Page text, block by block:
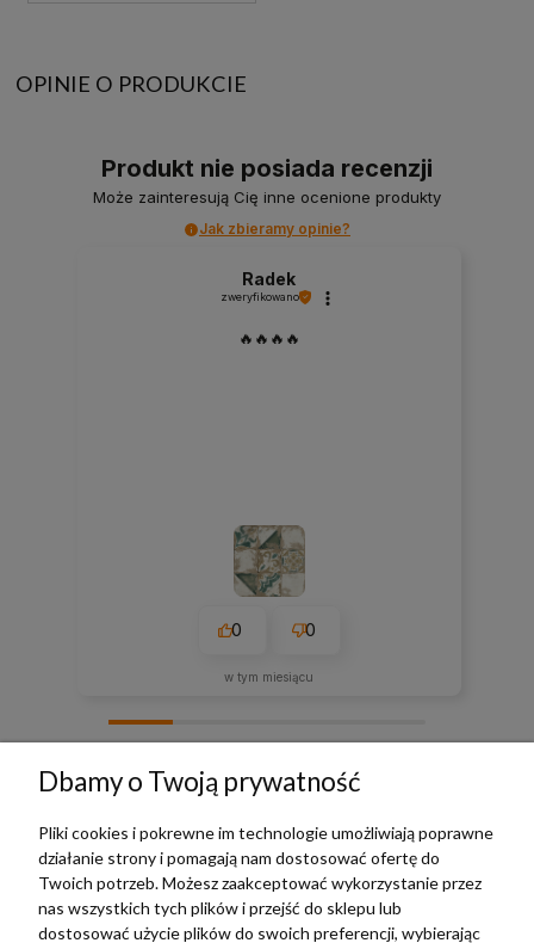
OPINIE O PRODUKCIE
Produkt nie posiada recenzji
Może zainteresują Cię inne ocenione produkty
Jak zbieramy opinie?
Radek
zweryfikowano
🔥🔥🔥🔥
0 0
w tym miesiącu
TERRADECO
BAZA WIEDZY
Dbamy o Twoją prywatność
Pliki cookies i pokrewne im technologie umożliwiają poprawne
działanie strony i pomagają nam dostosować ofertę do
Twoich potrzeb. Możesz zaakceptować wykorzystanie przez
nas wszystkich tych plików i przejść do sklepu lub
dostosować użycie plików do swoich preferencji, wybierając